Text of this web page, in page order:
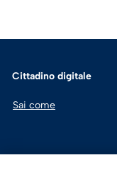
Cittadino digitale
Sai come